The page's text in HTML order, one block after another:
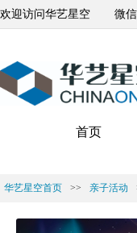
欢迎访问华艺星空 微
首页
华艺星空首页 >> 亲子活动